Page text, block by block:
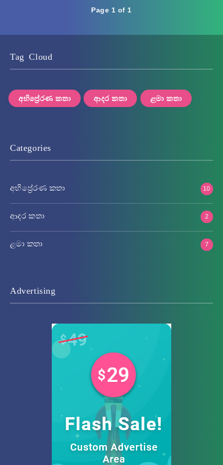
Page 1 of 1
Tag Cloud
අභිප්‍රේරණ කතා ආදර කතා ළමා කතා
Categories
අභිප්‍රේරණ කතා 10
ආදර කතා 2
ළමා කතා 7
Advertising